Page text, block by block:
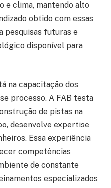
e clima, mantendo alto
obtido com essas
pesquisas futuras e
disponível para
na capacitação dos
processo. A FAB testa
de pistas na
desenvolve expertise
Essa experiência
competências
de constante
especializados